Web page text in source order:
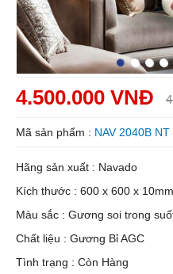
4.500.000 VNĐ
Mã sản phẩm : NAV 2040B NT
Hãng sản xuất : Navado
Kích thước : 600 x 600 x 10mm
Màu sắc : Gương soi trong
Chất liệu : Gương Bỉ AGC
Tình trạng : Còn Hàng